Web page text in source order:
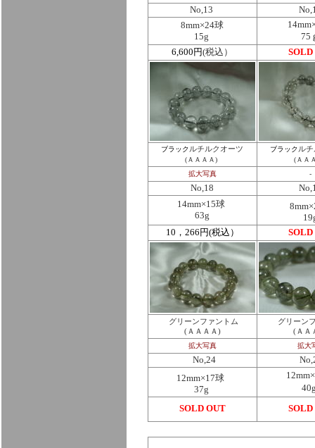
No,13
8mm×24球
15g
75
6,600円(税込） SOLD
ブラックルチルクオーツ
(ＡＡＡＡ)
ブラックル
(ＡＡ
拡大写真
-
No,18
14mm×15球
63g
10，266円(税込）
SOLD
グリーンファントム
(ＡＡＡＡ)
グリーン
(ＡＡ
拡大写真
拡大
No,24
12mm×17球
37g
SOLD OUT SOLD